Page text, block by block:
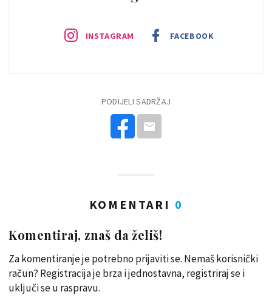
INSTAGRAM FACEBOOK
PODIJELI SADRŽAJ
KOMENTARI 0
Komentiraj, znaš da želiš!
Za komentiranje je potrebno prijaviti se. Nemaš korisnički
račun? Registracija je brza i jednostavna, registriraj se i
uključi se u raspravu.